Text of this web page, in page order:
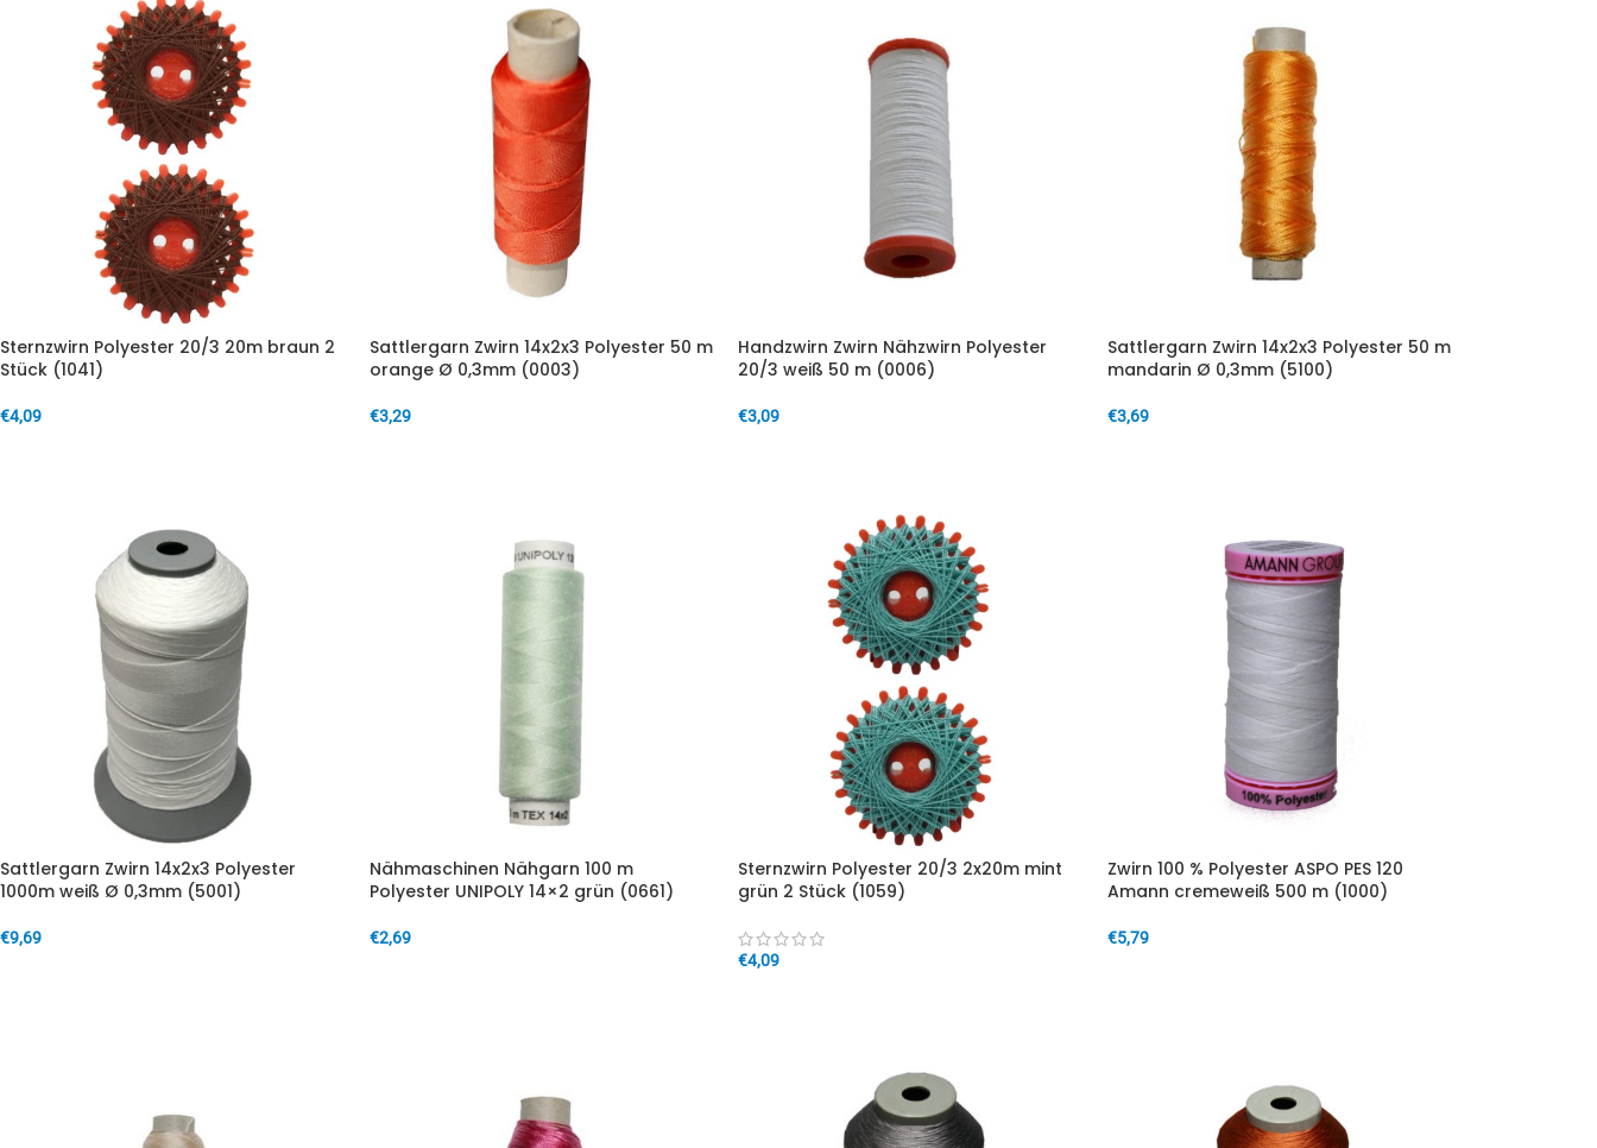
Sternzwirn Polyester 20/3 20m braun 2
Stück (1041)
€4,09
Sattlergarn Zwirn 14x2x3 Polyester 50 m
orange Ø 0,3mm (0003)
€3,29
Handzwirn Zwirn Nähzwirn Polyester
20/3 weiß 50 m (0006)
€3,09
Sattlergarn Zwirn 14x2x3 Polyester 50 m
mandarin Ø 0,3mm (5100)
€3,69
Sattlergarn Zwirn 14x2x3 Polyester
1000m weiß Ø 0,3mm (5001)
€9,69
Nähmaschinen Nähgarn 100 m
Polyester UNIPOLY 14×2 grün (0661)
€2,69
Sternzwirn Polyester 20/3 2x20m mint
grün 2 Stück (1059)
€4,09
Zwirn 100 % Polyester ASPO PES 120
Amann cremeweiß 500 m (1000)
€5,79